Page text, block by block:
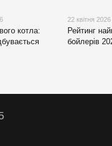
котла:
22 квітня 2026
Рейтинг
бойлерів